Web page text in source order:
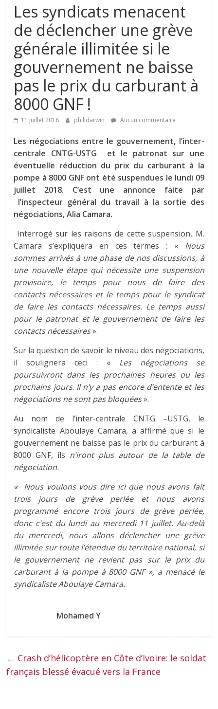
Les syndicats menacent
de déclencher une grève
générale illimitée si le
gouvernement ne baisse
pas le prix du carburant à
8000 GNF !
11 juillet 2018 philldarwin Aucun commentaire
Les négociations entre le gouvernement, l’inter-
centrale CNTG-USTG et le patronat sur une
éventuelle réduction du prix du carburant à la
pompe à 8000 GNF ont été suspendues le lundi 09
juillet 2018. C’est une annonce faite par
l’inspecteur général du travail à la sortie des
négociations, Alia Camara.
Interrogé sur les raisons de cette suspension, M.
Camara s’expliquera en ces termes : « Nous
sommes arrivés à une phase de nos discussions, à
une nouvelle étape qui nécessite une suspension
provisoire, le temps pour nous de faire des
contacts nécessaires et le temps pour le syndicat
de faire les contacts nécessaires. Le temps aussi
pour le patronat et le gouvernement de faire les
contacts nécessaires».
Sur la question de savoir le niveau des négociations,
il soulignera ceci : « Les négociations se
poursuivront dans les prochaines heures ou les
prochains jours. Il n’y a pas encore d’entente et les
négociations ne sont pas bloquées».
Au nom de l’inter-centrale CNTG –USTG, le
syndicaliste Aboulaye Camara, a affirmé que si le
gouvernement ne baisse pas le prix du carburant à
8000 GNF, ils n’iront plus autour de la table de
négociation.
« Nous voulons vous dire ici que nous avons fait
trois jours de grève perlée et nous avons
programmé encore trois jours de grève perlée,
donc c’est du lundi au mercredi 11 juillet. Au-delà
du mercredi, nous allons déclencher une grève
illimitée sur toute l’étendue du territoire national, si
le gouvernement ne revient pas sur le prix du
carburant à la pompe à 8000 GNF », a menacé le
syndicaliste Aboulaye Camara.
Mohamed Y
← Crash d’hélicoptère en Côte d’Ivoire: le soldat
français blessé évacué vers la France